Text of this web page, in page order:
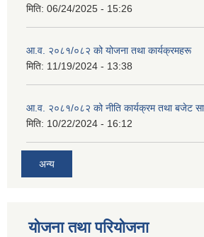
मिति: 06/24/2025 - 15:26
आ.व. २०८१/०८२ को योजना तथा कार्यक्रमहरू
मिति: 11/19/2024 - 13:38
आ.व. २०८१/०८२ को नीति कार्यक्रम तथा बजेट
मिति: 10/22/2024 - 16:12
अन्य
योजना तथा परियोजना